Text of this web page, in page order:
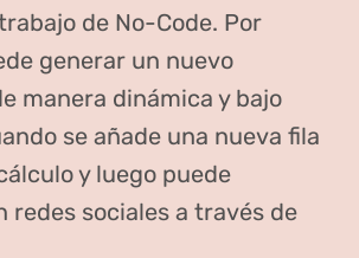
de No-Code. Por
generar un nuevo
manera dinámica y bajo
se añade una nueva fila
y luego puede
redes sociales a través de